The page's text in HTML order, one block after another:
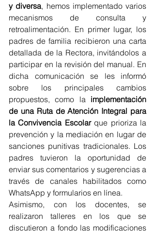
y diversa, hemos implementado varios
mecanismos de consulta y
retroalimentación. En primer lugar, los
padres de familia recibieron una carta
detallada de la Rectora, invitándolos a
participar en la revisión del manual. En
dicha comunicación se les informó
sobre los principales cambios
propuestos, como la implementación
de una Ruta de Atención Integral para
la Convivencia Escolar que prioriza la
prevención y la mediación en lugar de
sanciones punitivas tradicionales​. Los
padres tuvieron la oportunidad de
enviar sus comentarios y sugerencias a
través de canales habilitados como
WhatsApp y formularios en línea​.
Asimismo, con los docentes, se
realizaron talleres en los que se
discutieron a fondo las modificaciones